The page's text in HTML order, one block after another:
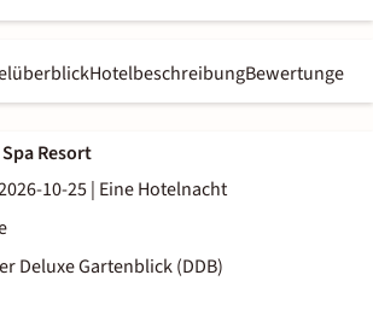
HotelbeschreibungBewertungen
Resort
10-25| Eine Hotelnacht
Deluxe Gartenblick (DDB)